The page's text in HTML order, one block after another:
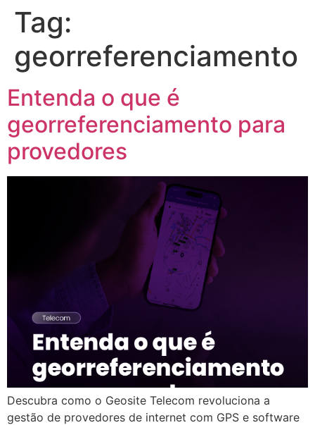
Tag:
georreferenciamento
Entenda o que é
georreferenciamento para
provedores
Descubra como o Geosite Telecom revoluciona a
gestão de provedores de internet com GPS e software